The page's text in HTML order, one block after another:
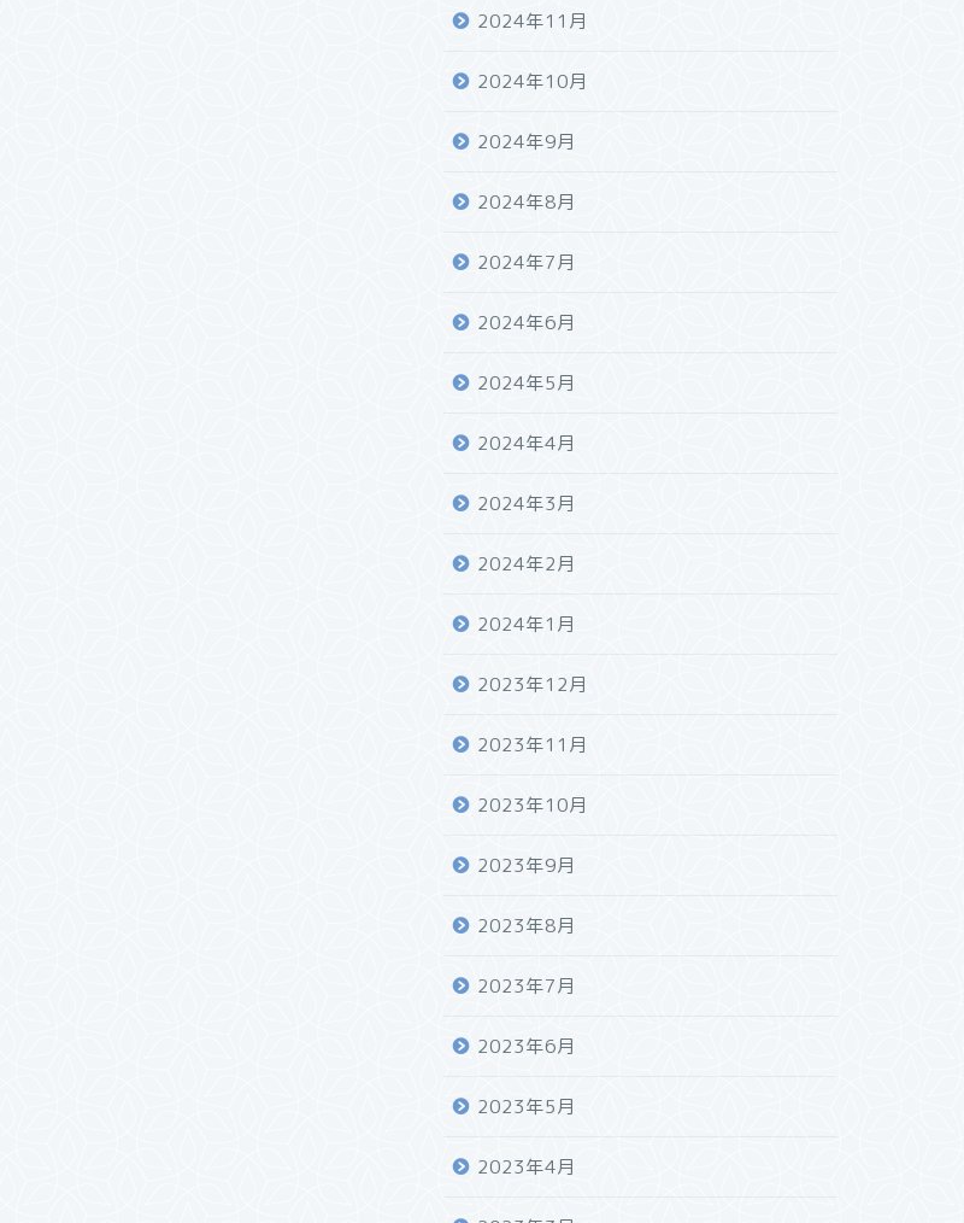
2024年11月
2024年10月
2024年9月
2024年8月
2024年7月
2024年6月
2024年5月
2024年4月
2024年3月
2024年2月
2024年1月
2023年12月
2023年11月
2023年10月
2023年9月
2023年8月
2023年7月
2023年6月
2023年5月
2023年4月